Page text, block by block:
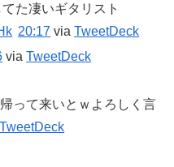
た凄いギタリスト
20:17 viaTweetDeck
viaTweetDeck
って来いとｗよろしく言
TweetDeck